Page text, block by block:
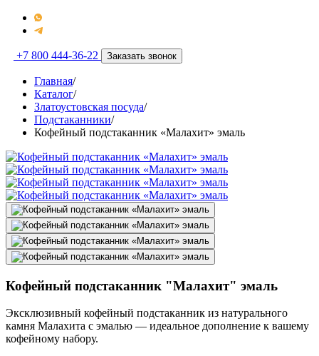
+7 800 444-36-22 Заказать звонок
Главная/
Каталог/
Златоустовская посуда/
Подстаканники/
Кофейный подстаканник «Малахит» эмаль
Кофейный подстаканник "Малахит" эмаль
Эксклюзивный кофейный подстаканник из натурального
камня Малахита с эмалью — идеальное дополнение к вашему
кофейному набору.